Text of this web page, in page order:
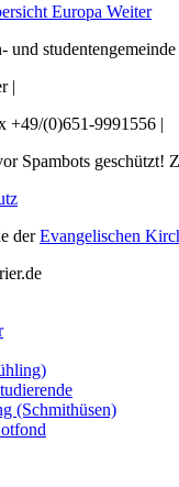
Europa Weiter
und
|
+49/(0)651-9991556 |
Spambots geschützt!
derEvangelischen
(Schmithüsen)